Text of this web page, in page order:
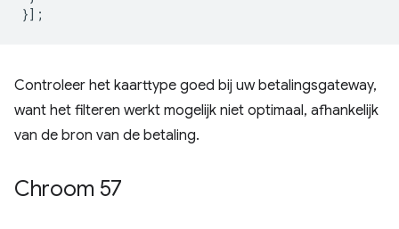
}];
Controleer het kaarttype goed bij uw betalingsgateway,
want het filteren werkt mogelijk niet optimaal, afhankelijk
van de bron van de betaling.
Chroom 57